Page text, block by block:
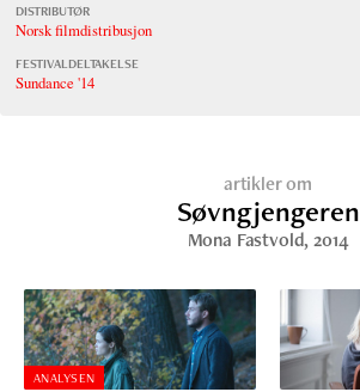
DISTRIBUTØR
Norsk filmdistribusjon
FESTIVALDELTAKELSE
Sundance '14
artikler om
Søvngjengeren
Mona Fastvold, 2014
ANALYSEN